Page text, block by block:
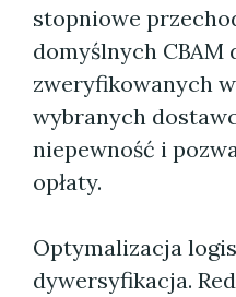
stopniowe
domyślnych CBAM
zweryfikowanych
wybranych
niepewność i
opłaty.
Optymalizacja
dywersyfikacja.